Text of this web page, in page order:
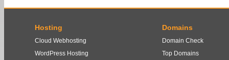
Hosting
Cloud Webhosting
WordPress Hosting
Domains
Domain Check
Top Domains